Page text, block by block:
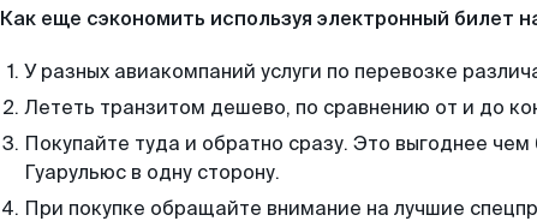
Как еще сэкономить используя электронный билет
У разных авиакомпаний услуги по перевозке
Лететь транзитом дешево, по сравнению от и до
Покупайте туда и обратно сразу. Это выгоднее
Гуарульюс в одну сторону.
При покупке обращайте внимание на лучшие